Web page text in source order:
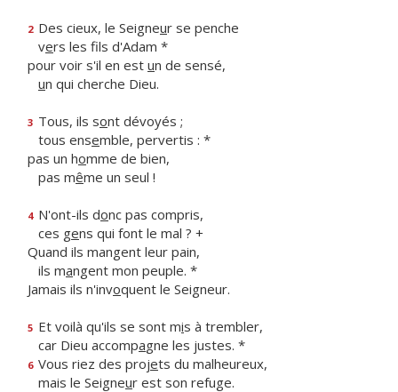
2 Des cieux, le Seigneur se penche
vers les fils d'Adam *
pour voir s'il en est un de sensé,
un qui cherche Dieu.
3 Tous, ils sont dévoyés ;
tous ensemble, pervertis : *
pas un homme de bien,
pas même un seul !
4 N'ont-ils donc pas compris,
ces gens qui font le mal ? +
Quand ils mangent leur pain,
ils mangent mon peuple. *
Jamais ils n'invoquent le Seigneur.
5 Et voilà qu'ils se sont mis à trembler,
car Dieu accompagne les justes. *
6 Vous riez des projets du malheureux,
mais le Seigneur est son refuge.